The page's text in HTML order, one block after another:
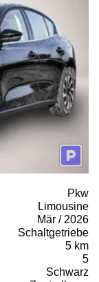
Pkw
Limousine
Mär / 2026
Schaltgetriebe
5 km
5
Schwarz